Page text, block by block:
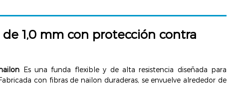
1,0 mm con protección contra
Es una funda flexible y de alta resistencia diseñada para
con fibras de nailon duraderas, se envuelve alrededor de